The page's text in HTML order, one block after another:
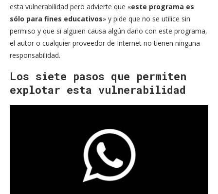
esta vulnerabilidad pero advierte que «este programa es
sólo para fines educativos» y pide que no se utilice sin
permiso y que si alguien causa algún daño con este programa,
el autor o cualquier proveedor de Internet no tienen ninguna
responsabilidad.
Los siete pasos que permiten
explotar esta vulnerabilidad